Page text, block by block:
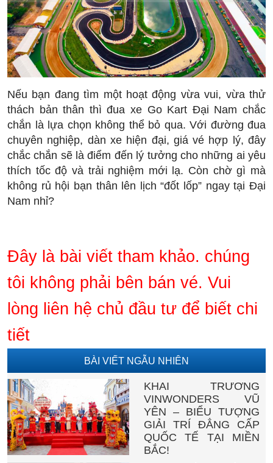
Nếu bạn đang tìm một hoạt động vừa vui, vừa thử
thách bản thân thì đua xe Go Kart Đại Nam chắc
chắn là lựa chọn không thể bỏ qua. Với đường đua
chuyên nghiệp, dàn xe hiện đại, giá vé hợp lý, đây
chắc chắn sẽ là điểm đến lý tưởng cho những ai yêu
thích tốc độ và trải nghiệm mới lạ. Còn chờ gì mà
không rủ hội bạn thân lên lịch “đốt lốp” ngay tại Đại
Nam nhỉ?
Đây là bài viết tham khảo. chúng
tôi không phải bên bán vé. Vui
lòng liên hệ chủ đầu tư để biết chi
tiết
BÀI VIẾT NGẪU NHIÊN
KHAI TRƯƠNG
VINWONDERS VŨ
YÊN – BIỂU TƯỢNG
GIẢI TRÍ ĐẲNG CẤP
QUỐC TẾ TẠI MIỀN
BẮC!